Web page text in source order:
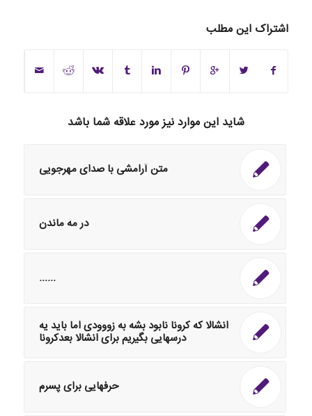
اشتراک این مطلب
شاید این موارد نیز مورد علاقه شما باشد
متن آرامشی با صدای مهرجویی
در مه ماندن
......
انشالا که کرونا نابود بشه به زووودی اما باید یه
درسهایی بگیریم برای انشالا بعدکرونا
حرفهایی برای پسرم